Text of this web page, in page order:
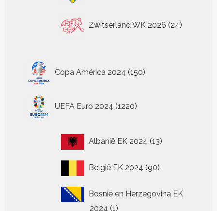
Zwitserland WK 2026 24
producten
Copa América 2024 150
producten
UEFA Euro 2024 1220
producten
Albanië EK 2024 1313
België EK 2024 9090
Bosnië en Herzegovina EK
2024 11